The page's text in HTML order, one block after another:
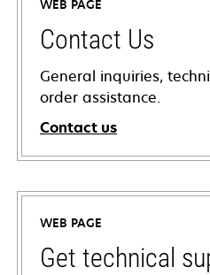
WEB PAGE
Contact Us
General inquiries,
order assistance.
Contact us
WEB PAGE
Get technical